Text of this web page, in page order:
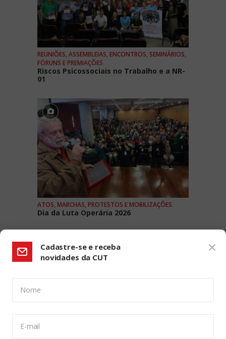
REUNIÕES, ASSEMBLEIAS, ENCONTROS, SEMINÁRIOS,
FÓRUNS E PREMIAÇÕES
Riscos Psicossociais no Trabalho e a NR-
01
ATOS, MARCHAS, PROTESTOS E MOBILIZAÇÕES
Dia da Luta Operária 2026
Cadastre-se e receba
novidades da CUT
Nome
E-mail
CONFIGURAÇÃO DE COOKIES: